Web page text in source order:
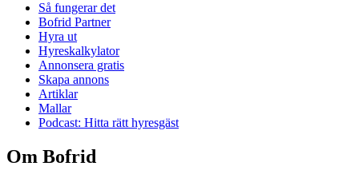
Så fungerar det
Bofrid Partner
Hyra ut
Hyreskalkylator
Annonsera gratis
Skapa annons
Artiklar
Mallar
Podcast: Hitta rätt hyresgäst
Om Bofrid